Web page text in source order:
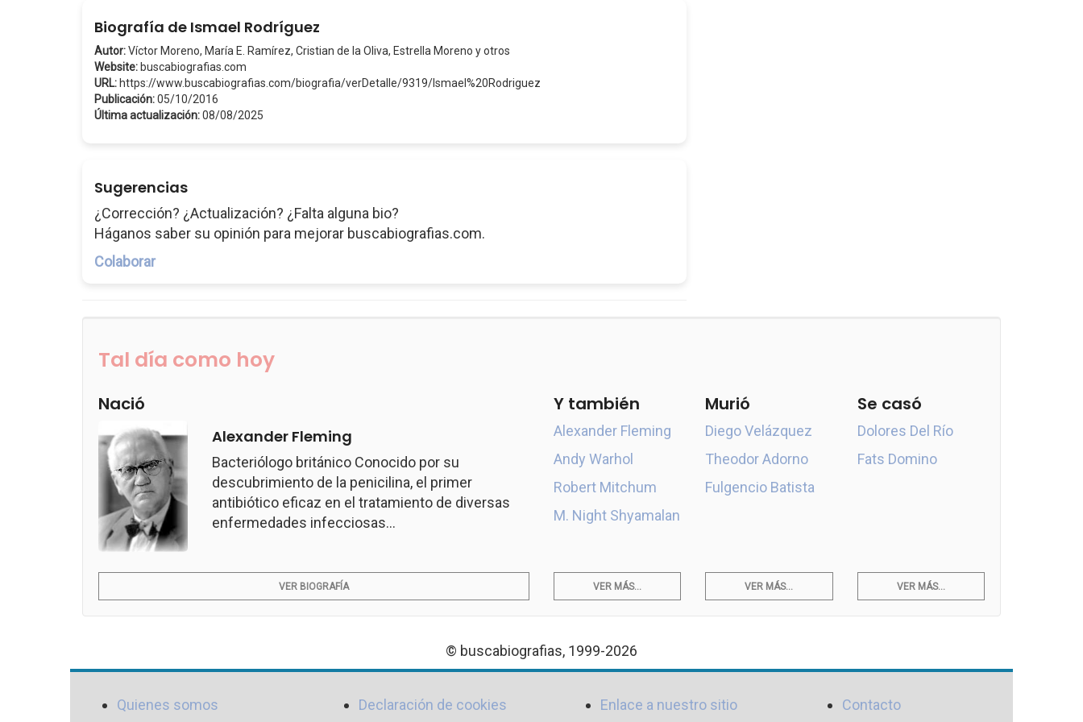
Biografía de Ismael Rodríguez
Autor:Víctor Moreno, María E. Ramírez, Cristian de la Oliva, Estrella Moreno y otros
Website: buscabiografias.com
URL: https://www.buscabiografias.com/biografia/verDetalle/9319/Ismael%20Rodriguez
Publicación:05/10/2016
Última actualización:08/08/2025
Sugerencias
¿Corrección? ¿Actualización? ¿Falta alguna bio?
Háganos saber su opinión para mejorar buscabiografias.com.
Colaborar
Tal día como hoy
Nació
Alexander Fleming
Bacteriólogo británico Conocido por su
descubrimiento de la penicilina, el primer
antibiótico eficaz en el tratamiento de diversas
enfermedades infecciosas...
Y también
Alexander Fleming
Andy Warhol
Robert Mitchum
M. Night Shyamalan
Murió
Diego Velázquez
Theodor Adorno
Fulgencio Batista
Se casó
Dolores Del Río
Fats Domino
VER BIOGRAFÍA VER MÁS... VER MÁS... VER MÁS...
© buscabiografias, 1999-2026
Quienes somos Declaración de cookies Enlace a nuestro sitio Contacto